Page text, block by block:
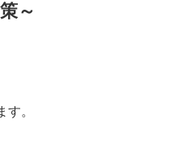
～
。